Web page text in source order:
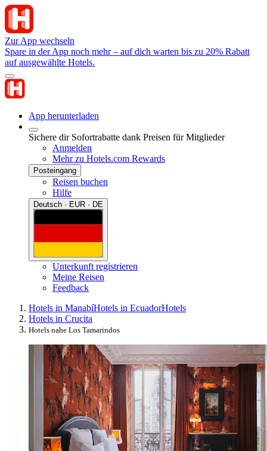
Zur App wechseln
Spare in der App noch mehr – auf dich warten bis zu 20% Rabatt
auf ausgewählte Hotels.
App herunterladen
Sichere dir Sofortrabatte dank Preisen für Mitglieder
Anmelden
Mehr zu Hotels.com Rewards
Posteingang
Reisen buchen
Hilfe
Deutsch · EUR · DE
Unterkunft registrieren
Meine Reisen
Feedback
Hotels in ManabíHotels in EcuadorHotels
Hotels in Crucita
Hotels nahe Los Tamarindos